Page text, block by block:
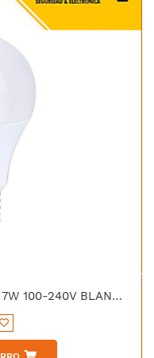
[OP-7W3C] OPALUX FOCO LED 7W 100-240V BLANCO 630LM 6500K